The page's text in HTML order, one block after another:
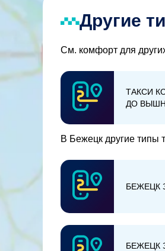
Другие
См. комфорт для
ТАКСИ
ДО
В Бежецк другие типы
БЕЖЕЦК
БЕЖЕЦК